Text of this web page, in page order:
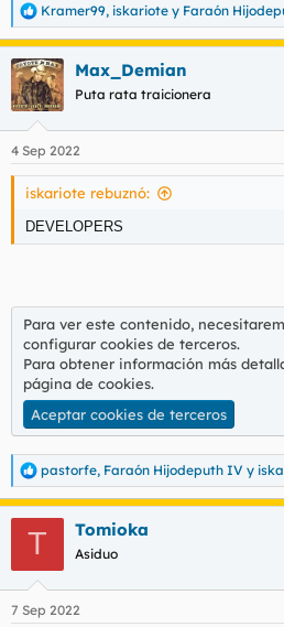
R
e
a
c
c
i
e
s
Kramer99, iskariote y Faraón
Max_Demian
Puta rata traicionera
4 Sep 2022
iskariote rebuznó:
DEVELOPERS
Para ver este contenido,
configurar cookies de terceros.
Para obtener información más
página de cookies.
Aceptar cookies de terceros
R
e
a
e
pastorfe, Faraón Hijodeputh IV y
T Tomioka
Asiduo
7 Sep 2022